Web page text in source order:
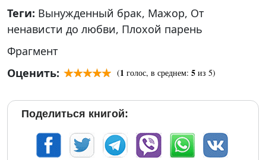
Теги: Вынужденный брак, Мажор, От
ненависти до любви, Плохой парень
Фрагмент
Оценить:
(1 голос, в среднем: 5 из 5)
Поделиться книгой: